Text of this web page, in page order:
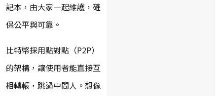
記本，由大家一起維護，確
保公平與可靠。
比特幣採用點對點（P2P）
的架構，讓使用者能直接互
相轉帳，跳過中間人。想像